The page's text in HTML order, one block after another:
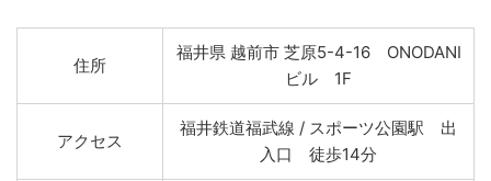
住所
福井県 越前市 芝原5-4-16 ONODANI
ビル 1F
アクセス
福井鉄道福武線 / スポーツ公園駅 出
入口 徒歩14分